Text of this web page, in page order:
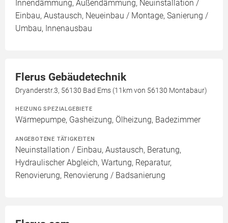
Innendämmung, Außendämmung, Neuinstallation /
Einbau, Austausch, Neueinbau / Montage, Sanierung /
Umbau, Innenausbau
Flerus Gebäudetechnik
Dryanderstr.3, 56130 Bad Ems (11km von 56130 Montabaur)
HEIZUNG SPEZIALGEBIETE
Wärmepumpe, Gasheizung, Ölheizung, Badezimmer
ANGEBOTENE TÄTIGKEITEN
Neuinstallation / Einbau, Austausch, Beratung,
Hydraulischer Abgleich, Wartung, Reparatur,
Renovierung, Renovierung / Badsanierung